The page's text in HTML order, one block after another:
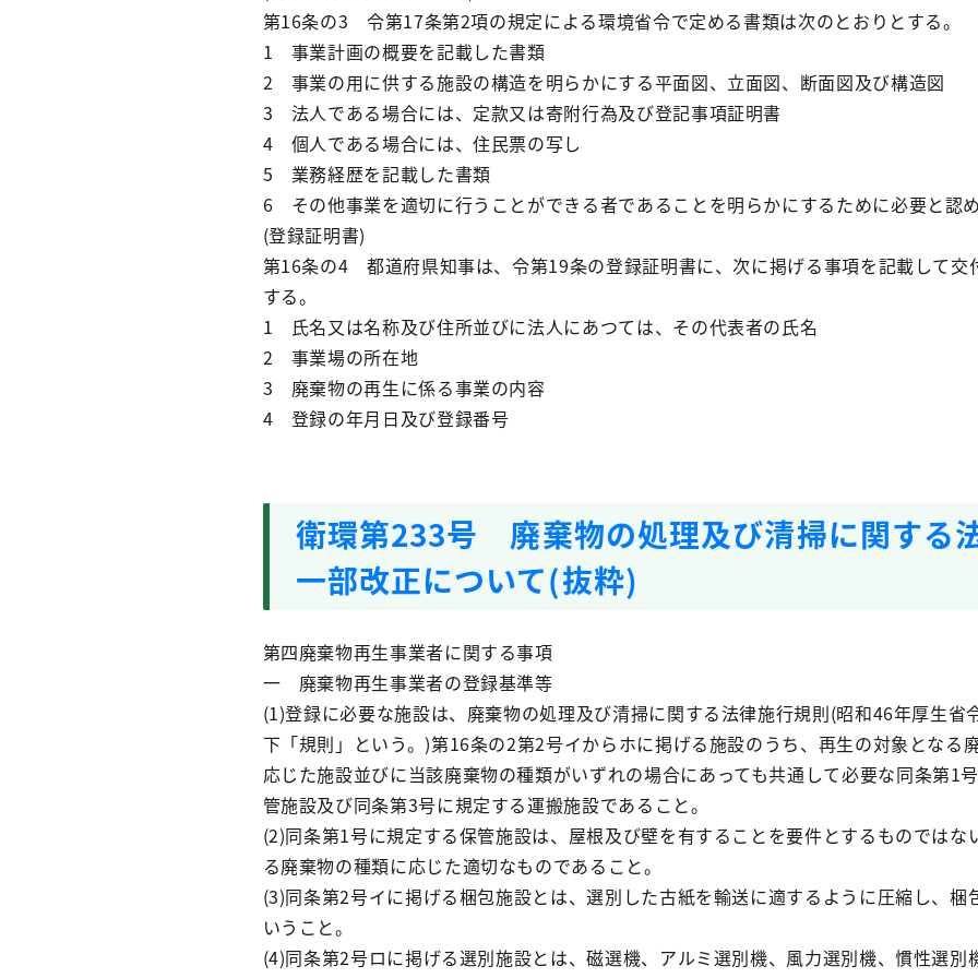
第16条の3 令第17条第2項の規定による環境省令で定める書類は次のとおりとする。
1 事業計画の概要を記載した書類
2 事業の用に供する施設の構造を明らかにする平面図、立面図、断面図及び構造図
3 法人である場合には、定款又は寄附行為及び登記事項証明書
4 個人である場合には、住民票の写し
5 業務経歴を記載した書類
6 その他事業を適切に行うことができる者であることを明らかにするために必要と認
(登録証明書)
第16条の4 都道府県知事は、令第19条の登録証明書に、次に掲げる事項を記載して交
する。
1 氏名又は名称及び住所並びに法人にあつては、その代表者の氏名
2 事業場の所在地
3 廃棄物の再生に係る事業の内容
4 登録の年月日及び登録番号
衛環第233号 廃棄物の処理及び清掃に関する
一部改正について(抜粋)
第四廃棄物再生事業者に関する事項
一 廃棄物再生事業者の登録基準等
(1)登録に必要な施設は、廃棄物の処理及び清掃に関する法律施行規則(昭和46年厚生省
下「規則」という。)第16条の2第2号イからホに掲げる施設のうち、再生の対象となる
応じた施設並びに当該廃棄物の種類がいずれの場合にあっても共通して必要な同条第1
管施設及び同条第3号に規定する運搬施設であること。
(2)同条第1号に規定する保管施設は、屋根及び壁を有することを要件とするものではな
る廃棄物の種類に応じた適切なものであること。
(3)同条第2号イに掲げる梱包施設とは、選別した古紙を輸送に適するように圧縮し、梱
いうこと。
(4)同条第2号ロに掲げる選別施設とは、磁選機、アルミ選別機、風力選別機、慣性選別